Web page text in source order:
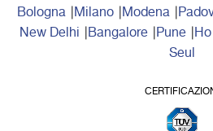
Bologna Milano Modena
New Delhi Bangalore Pune
Seul